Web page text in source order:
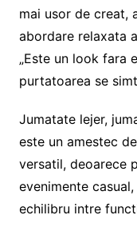
mai usor de creat,
abordare relaxata
„Este un look fara
purtatoarea se
Jumatate lejer,
este un amestec
versatil, deoarece
evenimente
echilibru intre